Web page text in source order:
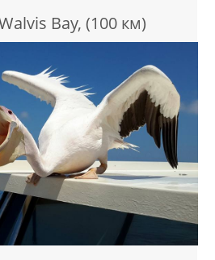
Bay, (100 км)